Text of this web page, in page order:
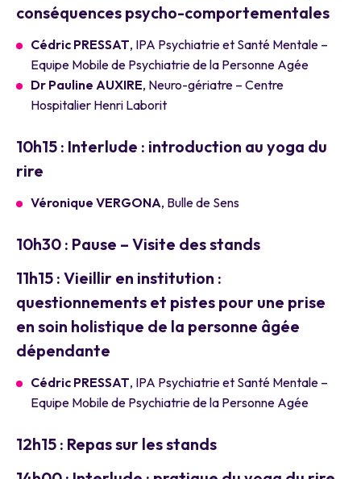
conséquences psycho-comportementales
Cédric PRESSAT, IPA Psychiatrie et Santé Mentale –
Equipe Mobile de Psychiatrie de la Personne Agée
Dr Pauline AUXIRE, Neuro-gériatre – Centre
Hospitalier Henri Laborit
10h15 : Interlude : introduction au yoga du
rire
Véronique VERGONA, Bulle de Sens
10h30 : Pause – Visite des stands
11h15 : Vieillir en institution :
questionnements et pistes pour une prise
en soin holistique de la personne âgée
dépendante
Cédric PRESSAT, IPA Psychiatrie et Santé Mentale –
Equipe Mobile de Psychiatrie de la Personne Agée
12h15 : Repas sur les stands